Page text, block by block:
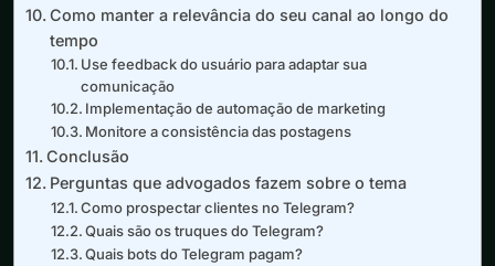
Como manter a relevância do seu canal ao longo do
tempo
Use feedback do usuário para adaptar sua
comunicação
Implementação de automação de marketing
Monitore a consistência das postagens
Conclusão
Perguntas que advogados fazem sobre o tema
Como prospectar clientes no Telegram?
Quais são os truques do Telegram?
Quais bots do Telegram pagam?